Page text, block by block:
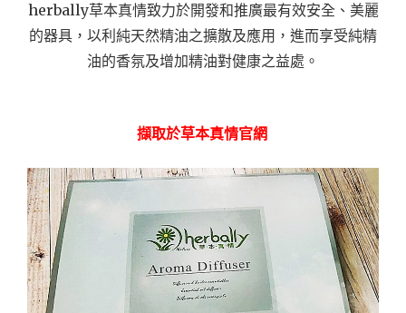
herbally草本真情致力於開發和推廣最有效安全、美麗
的器具，以利純天然精油之擴散及應用，進而享受純精
油的香氛及增加精油對健康之益處。
擷取於草本真情官網